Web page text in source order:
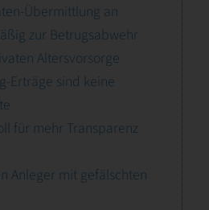
Übermittlung an
zur Betrugsabwehr
Altersvorsorge
Erträge sind keine
für mehr Transparenz
Anleger mit gefälschten